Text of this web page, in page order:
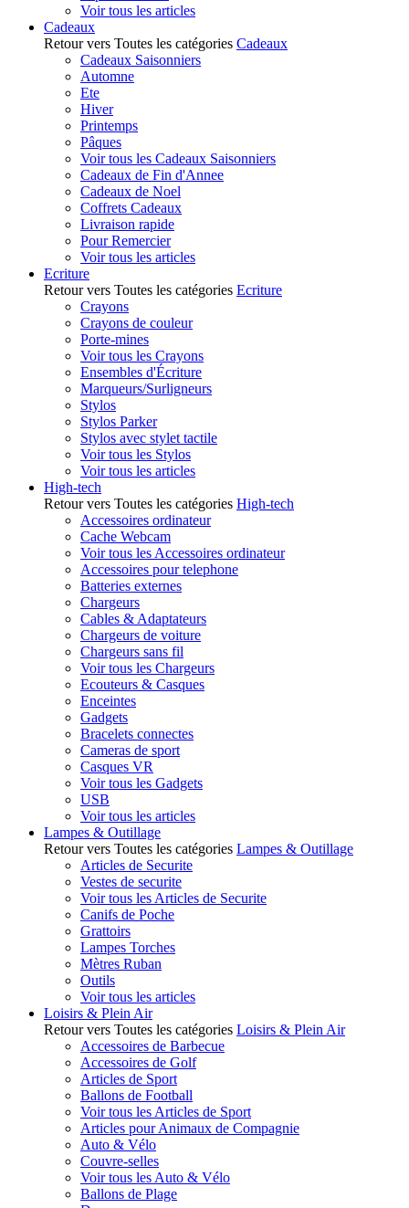
Voir tous les articles
Cadeaux
Retour vers Toutes les catégories Cadeaux
Cadeaux Saisonniers
Automne
Ete
Hiver
Printemps
Pâques
Voir tous les Cadeaux Saisonniers
Cadeaux de Fin d'Annee
Cadeaux de Noel
Coffrets Cadeaux
Livraison rapide
Pour Remercier
Voir tous les articles
Ecriture
Retour vers Toutes les catégories Ecriture
Crayons
Crayons de couleur
Porte-mines
Voir tous les Crayons
Ensembles d'Écriture
Marqueurs/Surligneurs
Stylos
Stylos Parker
Stylos avec stylet tactile
Voir tous les Stylos
Voir tous les articles
High-tech
Retour vers Toutes les catégories High-tech
Accessoires ordinateur
Cache Webcam
Voir tous les Accessoires ordinateur
Accessoires pour telephone
Batteries externes
Chargeurs
Cables & Adaptateurs
Chargeurs de voiture
Chargeurs sans fil
Voir tous les Chargeurs
Ecouteurs & Casques
Enceintes
Gadgets
Bracelets connectes
Cameras de sport
Casques VR
Voir tous les Gadgets
USB
Voir tous les articles
Lampes & Outillage
Retour vers Toutes les catégories Lampes & Outillage
Articles de Securite
Vestes de securite
Voir tous les Articles de Securite
Canifs de Poche
Grattoirs
Lampes Torches
Mètres Ruban
Outils
Voir tous les articles
Loisirs & Plein Air
Retour vers Toutes les catégories Loisirs & Plein Air
Accessoires de Barbecue
Accessoires de Golf
Articles de Sport
Ballons de Football
Voir tous les Articles de Sport
Articles pour Animaux de Compagnie
Auto & Vélo
Couvre-selles
Voir tous les Auto & Vélo
Ballons de Plage